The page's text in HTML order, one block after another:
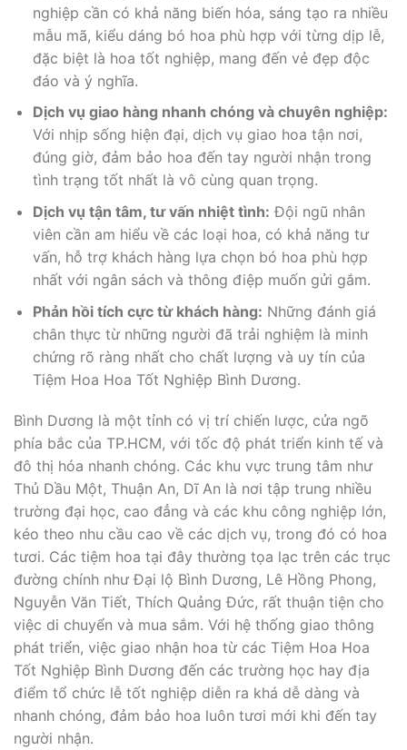
nghiệp cần có khả năng biến hóa, sáng tạo ra nhiều
mẫu mã, kiểu dáng bó hoa phù hợp với từng dịp lễ,
đặc biệt là hoa tốt nghiệp, mang đến vẻ đẹp độc
đáo và ý nghĩa.
Dịch vụ giao hàng nhanh chóng và chuyên nghiệp:
Với nhịp sống hiện đại, dịch vụ giao hoa tận nơi,
đúng giờ, đảm bảo hoa đến tay người nhận trong
tình trạng tốt nhất là vô cùng quan trọng.
Dịch vụ tận tâm, tư vấn nhiệt tình: Đội ngũ nhân
viên cần am hiểu về các loại hoa, có khả năng tư
vấn, hỗ trợ khách hàng lựa chọn bó hoa phù hợp
nhất với ngân sách và thông điệp muốn gửi gắm.
Phản hồi tích cực từ khách hàng: Những đánh giá
chân thực từ những người đã trải nghiệm là minh
chứng rõ ràng nhất cho chất lượng và uy tín của
Tiệm Hoa Hoa Tốt Nghiệp Bình Dương.
Bình Dương là một tỉnh có vị trí chiến lược, cửa ngõ
phía bắc của TP.HCM, với tốc độ phát triển kinh tế và
đô thị hóa nhanh chóng. Các khu vực trung tâm như
Thủ Dầu Một, Thuận An, Dĩ An là nơi tập trung nhiều
trường đại học, cao đẳng và các khu công nghiệp lớn,
kéo theo nhu cầu cao về các dịch vụ, trong đó có hoa
tươi. Các tiệm hoa tại đây thường tọa lạc trên các trục
đường chính như Đại lộ Bình Dương, Lê Hồng Phong,
Nguyễn Văn Tiết, Thích Quảng Đức, rất thuận tiện cho
việc di chuyển và mua sắm. Với hệ thống giao thông
phát triển, việc giao nhận hoa từ các Tiệm Hoa Hoa
Tốt Nghiệp Bình Dương đến các trường học hay địa
điểm tổ chức lễ tốt nghiệp diễn ra khá dễ dàng và
nhanh chóng, đảm bảo hoa luôn tươi mới khi đến tay
người nhận.